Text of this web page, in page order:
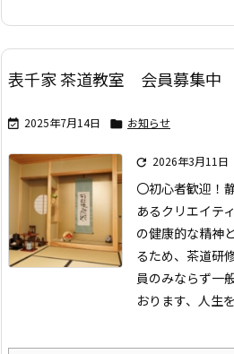
表千家 茶道教室 会員募集中
 2025年7月14日  お知らせ
 2026年3月11日
〇初心者歓迎！
あるクリエイテ
の健康的な精神
るため、茶道研
員のみならず一
おります、人生